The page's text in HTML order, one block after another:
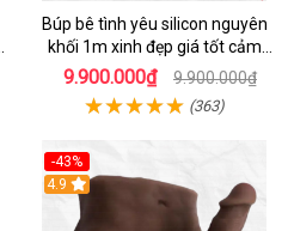
Búp bê tình yêu silicon nguyên
khối 1m xinh đẹp giá tốt cảm
giác thật
9.900.000₫ 9.900.000₫
(363)
-43%
Hot
4.9